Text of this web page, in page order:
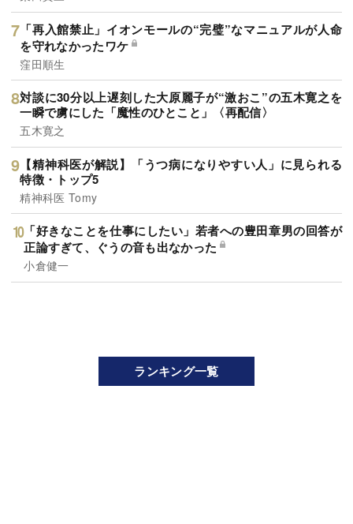
「再入館禁止」イオンモールの“完璧”なマニュアルが人命
を守れなかったワケ
窪田順生
対談に30分以上遅刻した大原麗子が“激おこ”の五木寛之を
一瞬で虜にした「魔性のひとこと」〈再配信〉
五木寛之
【精神科医が解説】「うつ病になりやすい人」に見られる
特徴・トップ5
精神科医 Tomy
「好きなことを仕事にしたい」若者への豊田章男の回答が
正論すぎて、ぐうの音も出なかった
小倉健一
ランキング一覧